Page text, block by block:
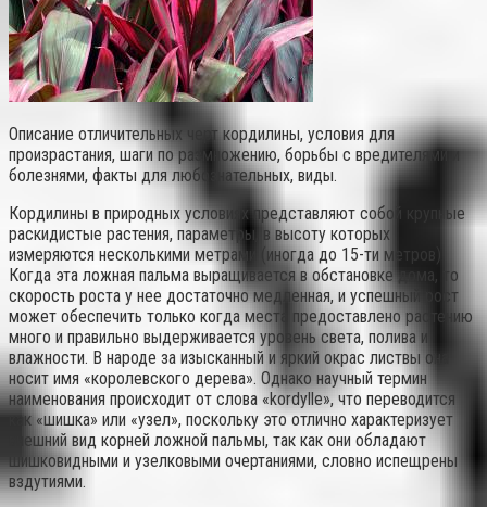
Описание отличительных черт кордилины, условия для
произрастания, шаги по размножению, борьбы с вредителями и
болезнями, факты для любознательных, виды.
Кордилины в природных условиях представляют собой крупные
раскидистые растения, параметры, в высоту которых
измеряются несколькими метрами (иногда до 15-ти метров).
Когда эта ложная пальма выращивается в обстановке дома, то
скорость роста у нее достаточно медленная, и успешный рост
может обеспечить только когда места предоставлено растению
много и правильно выдерживается уровень света, полива и
влажности. В народе за изысканный и яркий окрас листвы она
носит имя «королевского дерева». Однако научный термин
наименования происходит от слова «kordylle», что переводится
как «шишка» или «узел», поскольку это отлично характеризует
внешний вид корней ложной пальмы, так как они обладают
шишковидными и узелковыми очертаниями, словно испещрены
вздутиями.